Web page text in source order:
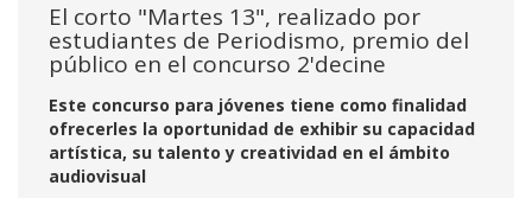
El corto "Martes 13", realizado por
estudiantes de Periodismo, premio del
público en el concurso 2'decine
Este concurso para jóvenes tiene como finalidad
ofrecerles la oportunidad de exhibir su capacidad
artística, su talento y creatividad en el ámbito
audiovisual